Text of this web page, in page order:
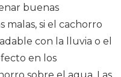
buenas
malas, si el cachorro
con la lluvia o el
en los